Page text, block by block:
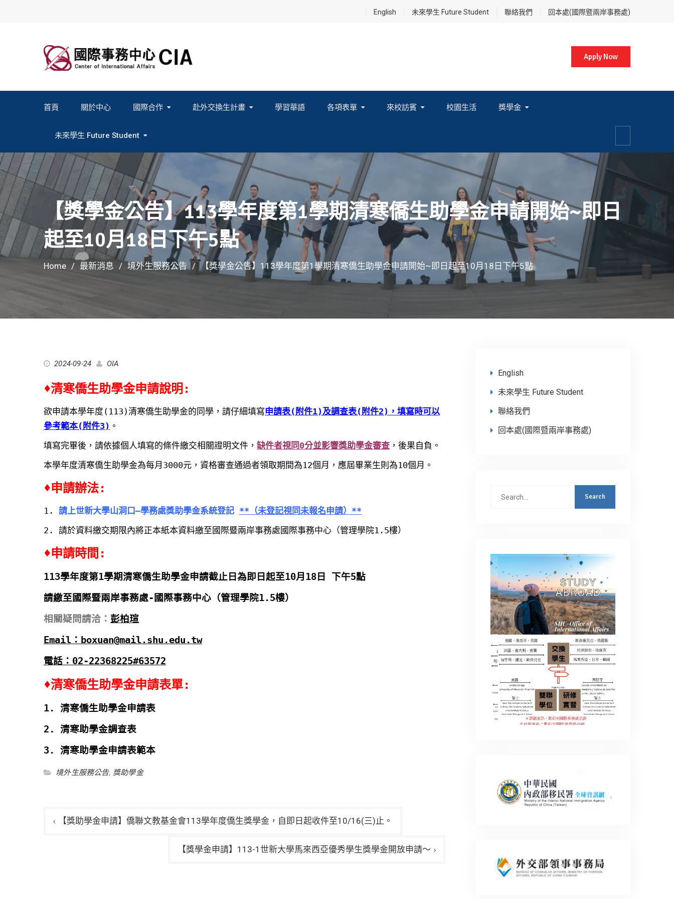
English 未來學生 Future Student 聯絡我們 回本處(國際暨兩岸事務處)
Apply Now
首頁 關於中心 國際合作 赴外交換生計畫 學習華語 各項表單 來校訪賓 校園生活 獎學金
未來學生 Future Student
【獎學金公告】113學年度第1學期清寒僑生助學金申請開始~即日
起至10月18日下午5點
Home 最新消息 境外生服務公告 【獎學金公告】113學年度第1學期清寒僑生助學金申請開始~即日起至10月18日下午5點
2024-09-24 OIA
♦清寒僑生助學金申請說明:
欲申請本學年度(113)清寒僑生助學金的同學，請仔細填寫申請表(附件1)及調查表(附件2)，填寫時可以
參考範本(附件3) 。
填寫完畢後，請依據個人填寫的條件繳交相關證明文件， 缺件者視同0分並影響獎助學金審查 ，後果自負。
本學年度清寒僑生助學金為每月3000元，資格審查通過者領取期間為12個月，應屆畢業生則為10個月。
♦申請辦法:
1. 請上世新大學山洞口–學務處獎助學金系統登記 **（未登記視同未報名申請）**
2. 請於資料繳交期限內將正本紙本資料繳至國際暨兩岸事務處國際事務中心（管理學院1.5樓）
♦申請時間:
113學年度第1學期清寒僑生助學金申請截止日為即日起至10月18日 下午5點
請繳至國際暨兩岸事務處-國際事務中心（管理學院1.5樓）
相關疑問請洽： 彭柏瑄
Email： boxuan@mail.shu.edu.tw
電話：02-22368225#63572
♦清寒僑生助學金申請表單:
1. 清寒僑生助學金申請表
2. 清寒助學金調查表
3. 清寒助學金申請表範本
境外生服務公告, 獎助學金
【獎助學金申請】僑聯文教基金會113學年度僑生獎學金，自即日起收件至10/16(三)止。
【獎學金申請】113-1世新大學馬來西亞優秀學生獎學金開放申請～
English
未來學生 Future Student
聯絡我們
回本處(國際暨兩岸事務處)
Search